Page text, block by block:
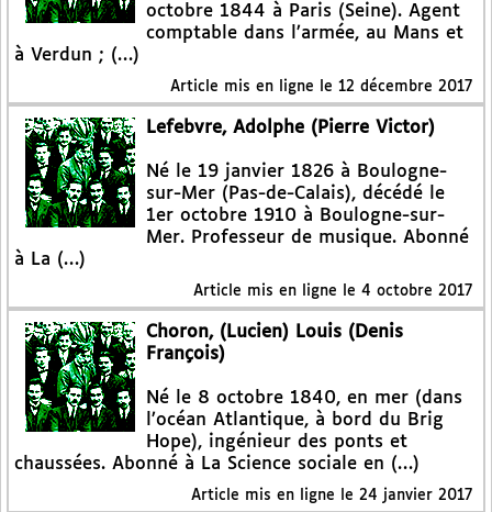
octobre 1844 à Paris (Seine). Agent
comptable dans l’armée, au Mans et
à Verdun ; (…)
Article mis en ligne le 12 décembre 2017
Lefebvre, Adolphe (Pierre Victor)
Né le 19 janvier 1826 à Boulogne-
sur-Mer (Pas-de-Calais), décédé le
1er octobre 1910 à Boulogne-sur-
Mer. Professeur de musique. Abonné
à La (…)
Article mis en ligne le 4 octobre 2017
Choron, (Lucien) Louis (Denis
François)
Né le 8 octobre 1840, en mer (dans
l’océan Atlantique, à bord du Brig
Hope), ingénieur des ponts et
chaussées. Abonné à La Science sociale en (…)
Article mis en ligne le 24 janvier 2017